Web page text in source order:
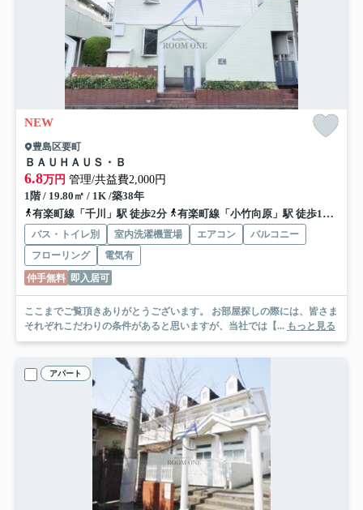
NEW
豊島区要町
ＢＡＵＨＡＵＳ・Ｂ
6.8万円 管理/共益費2,000円
1階 / 19.80㎡ / 1K /築38年
有楽町線「千川」駅 徒歩2分
有楽町線「小竹向原」駅 徒歩15分
バス・トイレ別 室内洗濯機置場 エアコン
バルコニー
フローリング
電気有
仲手無料 即入居可
ここまでご覧頂きありがとうございます。 お部屋探しの際には、皆さま
それぞれこだわりの条件があると思いますが、当社では【... もっと見る
アパート